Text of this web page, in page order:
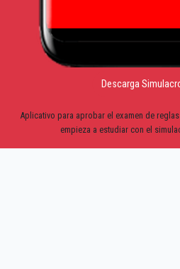
Descarga
Aplicativo para aprobar el examen de
empieza a estudiar con el